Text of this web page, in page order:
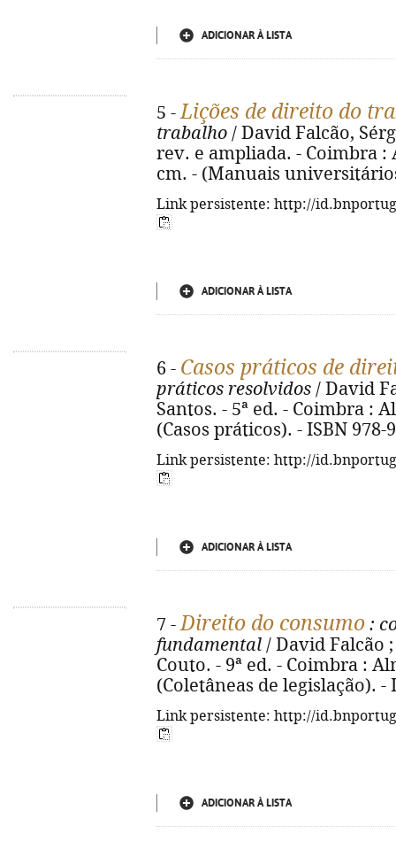
ADICIONAR À LISTA
5 -Lições de direito do
trabalho / David Falcão,
rev. e ampliada. - Coimbra :
cm. - (Manuais
Link persistente: http://
ADICIONAR À LISTA
6 - Casos práticos de
práticos resolvidos / David
Santos. - 5ª ed. - Coimbra :
(Casos práticos). - ISBN 978-
Link persistente: http://
ADICIONAR À LISTA
7 -Direito do consumo :
fundamental / David Falcão
Couto. - 9ª ed. - Coimbra :
(Coletâneas de legislação). -
Link persistente: http://
ADICIONAR À LISTA